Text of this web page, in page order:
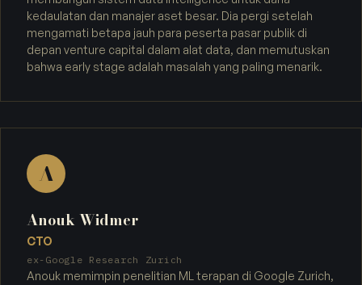
kedaulatan dan manajer aset besar. Dia pergi setelah
mengamati betapa jauh para peserta pasar publik di
depan venture capital dalam alat data, dan memutuskan
bahwa early stage adalah masalah yang paling menarik.
A
Anouk Widmer
CTO
ex-Google Research Zurich
Anouk memimpin penelitian ML terapan di Google Zurich,